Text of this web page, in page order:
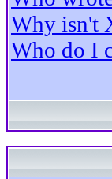
Why isn't
Who do I